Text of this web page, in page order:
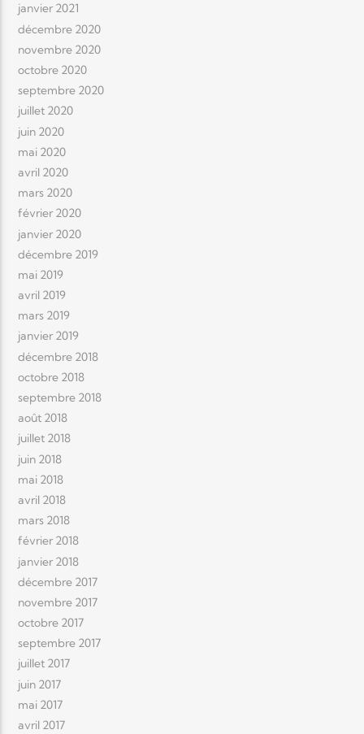
janvier 2021
décembre 2020
novembre 2020
octobre 2020
septembre 2020
juillet 2020
juin 2020
mai 2020
avril 2020
mars 2020
février 2020
janvier 2020
décembre 2019
mai 2019
avril 2019
mars 2019
janvier 2019
décembre 2018
octobre 2018
septembre 2018
août 2018
juillet 2018
juin 2018
mai 2018
avril 2018
mars 2018
février 2018
janvier 2018
décembre 2017
novembre 2017
octobre 2017
septembre 2017
juillet 2017
juin 2017
mai 2017
avril 2017